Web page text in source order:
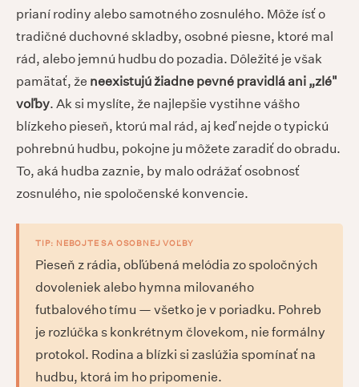
prianí rodiny alebo samotného zosnulého. Môže ísť o
tradičné duchovné skladby, osobné piesne, ktoré mal
rád, alebo jemnú hudbu do pozadia. Dôležité je však
pamätať, že neexistujú žiadne pevné pravidlá ani „zlé"
voľby. Ak si myslíte, že najlepšie vystihne vášho
blízkeho pieseň, ktorú mal rád, aj keď nejde o typickú
pohrebnú hudbu, pokojne ju môžete zaradiť do obradu.
To, aká hudba zaznie, by malo odrážať osobnosť
zosnulého, nie spoločenské konvencie.
TIP: NEBOJTE SA OSOBNEJ VOĽBY
Pieseň z rádia, obľúbená melódia zo spoločných
dovoleniek alebo hymna milovaného
futbalového tímu — všetko je v poriadku. Pohreb
je rozlúčka s konkrétnym človekom, nie formálny
protokol. Rodina a blízki si zaslúžia spomínať na
hudbu, ktorá im ho pripomenie.